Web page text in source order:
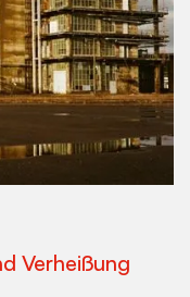
Verheißung